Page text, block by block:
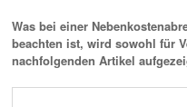
Was bei einer
beachten ist, wird sowohl für
nachfolgenden Artikel